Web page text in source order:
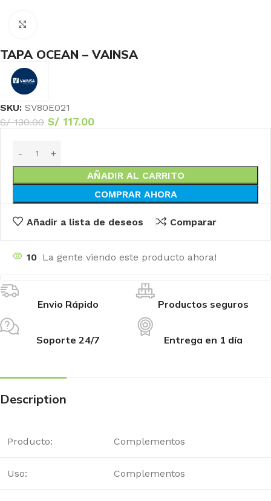
TAPA OCEAN – VAINSA
SKU: SV80E021
S/130.00 S/ 117.00
AÑADIR AL CARRITO
COMPRAR AHORA
Añadir a lista de deseos Comparar
10 La gente viendo este producto ahora!
Envio Rápido Productos seguros
Soporte 24/7 Entrega en 1 día
Description
Producto: Complementos
Uso: Complementos